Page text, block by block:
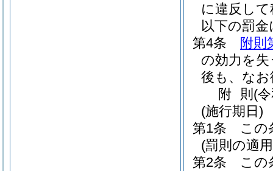
に違反し
以下の罰
第4条
附則
の効力を
後も、な
附 則 (
(施行期日)
第1条
この
(罰則の適
第2条
この